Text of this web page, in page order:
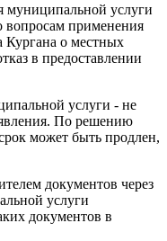
муниципальной услуги
вопросам применения
Кургана о местных
в предоставлении
услуги - не
По решению
может быть продлен,
документов через
услуги
документов в